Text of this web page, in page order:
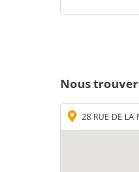
Nous trouver
28 RUE DE LA